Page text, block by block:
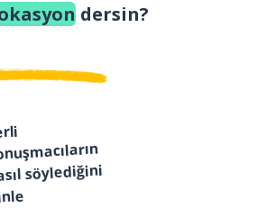
dersin?
söylediğini